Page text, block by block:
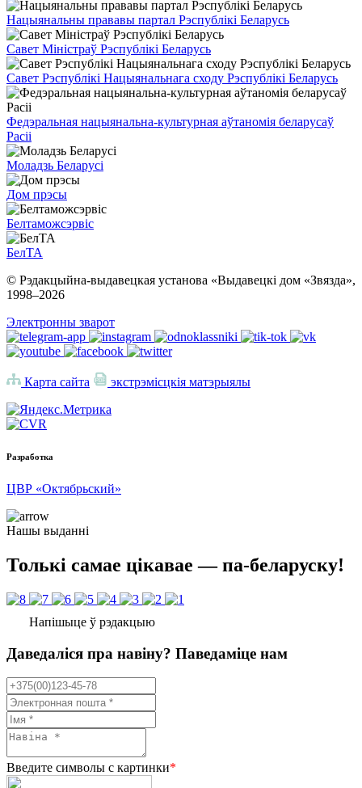
Нацыянальны прававы партал Рэспублікі Беларусь
Савет Міністраў Рэспублікі Беларусь
Савет Рэспублікі Нацыянальнага сходу Рэспублікі Беларусь
Федэральная нацыянальна-культурная аўтаномія беларусаў
Расіі
Моладзь Беларусі
Дом прэсы
Белтаможсэрвіс
БелТА
© Рэдакцыйна-выдавецкая установа «Выдавецкі дом «Звязда»,
1998–2026
Электронны зварот
Карта сайта экстрэмісцкія матэрыялы
Разработка
ЦВР «Октябрьский»
Нашы выданні
Толькі самае цікавае — па-беларуску!
Напішыце ў рэдакцыю
Даведаліся пра навіну? Паведаміце нам
Введите символы с картинки*